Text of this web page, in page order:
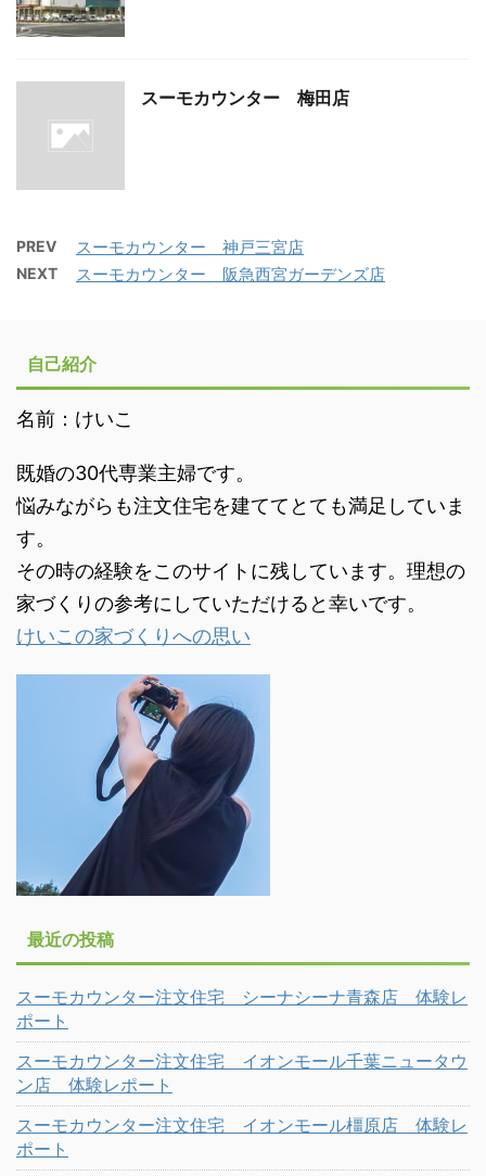
スーモカウンター 梅田店
PREV スーモカウンター 神戸三宮店
NEXT スーモカウンター 阪急西宮ガーデンズ店
自己紹介
名前：けいこ
既婚の30代専業主婦です。
悩みながらも注文住宅を建ててとても満足していま
す。
その時の経験をこのサイトに残しています。理想の
家づくりの参考にしていただけると幸いです。
けいこの家づくりへの思い
最近の投稿
スーモカウンター注文住宅 シーナシーナ青森店 体験レ
ポート
スーモカウンター注文住宅 イオンモール千葉ニュータウ
ン店 体験レポート
スーモカウンター注文住宅 イオンモール橿原店 体験レ
ポート